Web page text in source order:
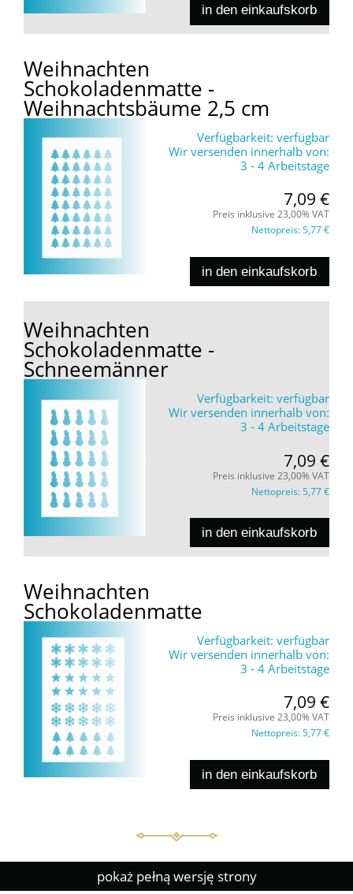
in den einkaufskorb
Weihnachten
Schokoladenmatte -
Weihnachtsbäume 2,5 cm
Verfügbarkeit: verfügbar
Wir versenden innerhalb von:
3 - 4 Arbeitstage
7,09 €
Preis inklusive 23,00% VAT
Nettopreis:5,77 €
in den einkaufskorb
Weihnachten
Schokoladenmatte -
Schneemänner
Verfügbarkeit: verfügbar
Wir versenden innerhalb von:
3 - 4 Arbeitstage
7,09 €
Preis inklusive 23,00% VAT
Nettopreis:5,77 €
in den einkaufskorb
Weihnachten
Schokoladenmatte
Verfügbarkeit: verfügbar
Wir versenden innerhalb von:
3 - 4 Arbeitstage
7,09 €
Preis inklusive 23,00% VAT
Nettopreis:5,77 €
in den einkaufskorb
pokaż pełną wersję strony